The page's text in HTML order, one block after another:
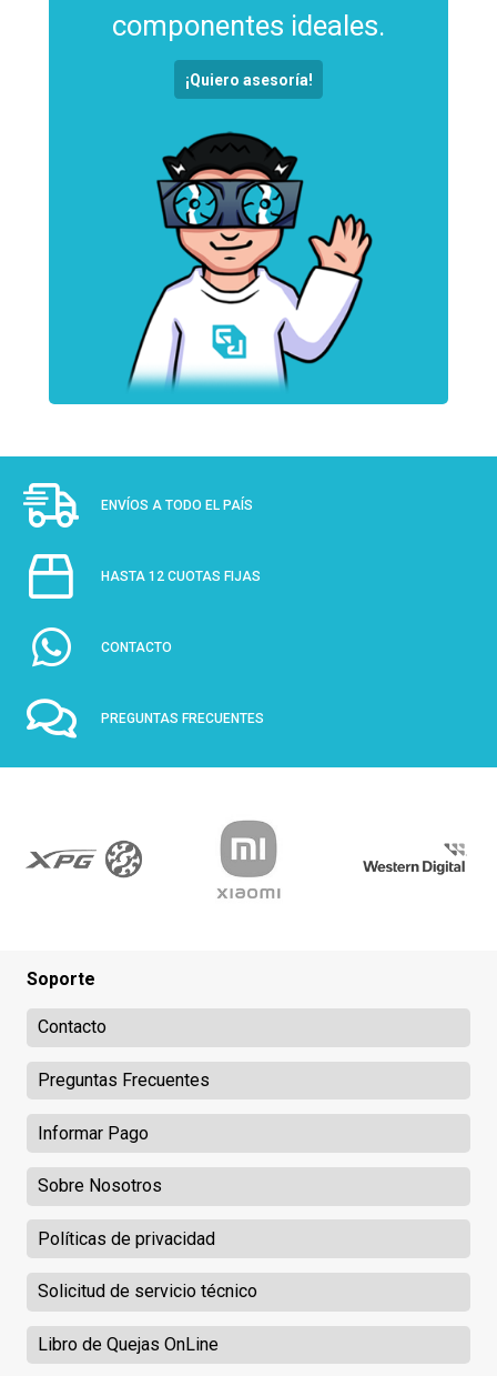
componentes ideales.
¡Quiero asesoría!
ENVÍOS A TODO EL PAÍS
HASTA 12 CUOTAS FIJAS
CONTACTO
PREGUNTAS FRECUENTES
Soporte
Contacto
Preguntas Frecuentes
Informar Pago
Sobre Nosotros
Políticas de privacidad
Solicitud de servicio técnico
Libro de Quejas OnLine